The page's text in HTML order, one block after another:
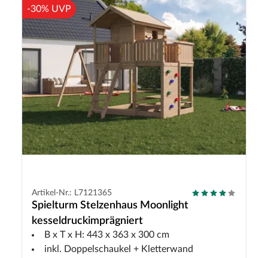
-30% UVP
Artikel-Nr.: L7121365
Spielturm Stelzenhaus Moonlight
kesseldruckimprägniert
B x T x H: 443 x 363 x 300 cm
inkl. Doppelschaukel + Kletterwand